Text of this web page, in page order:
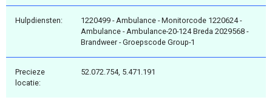
Hulpdiensten:
1220499 - Ambulance - Monitorcode 1220624 -
Ambulance - Ambulance-20-124 Breda 2029568 -
Brandweer - Groepscode Group-1
Precieze
locatie:
52.072.754, 5.471.191